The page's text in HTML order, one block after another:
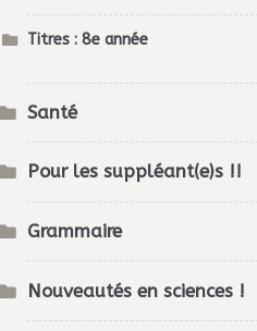
Titres : 8e année
Santé
Pour les suppléant(e)s !!
Grammaire
Nouveautés en sciences !